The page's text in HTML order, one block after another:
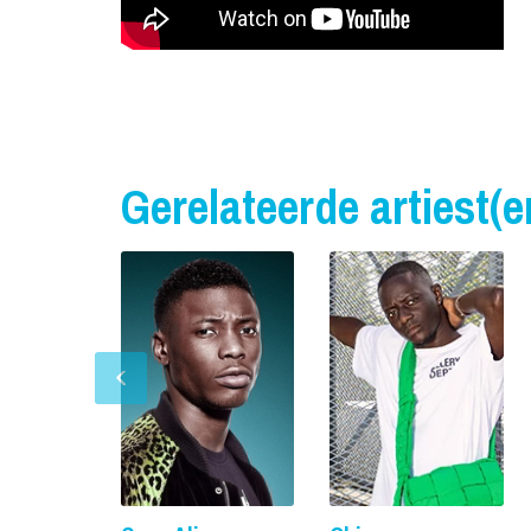
Gerelateerde